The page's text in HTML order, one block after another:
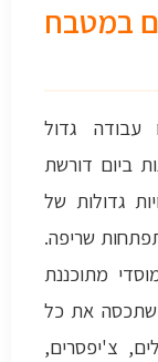
במטבח
עבודה גדול
ביום דורשת
גדולות של
שריפה.
מתוכננת
שתכסה את כל
צ'יפסרים,